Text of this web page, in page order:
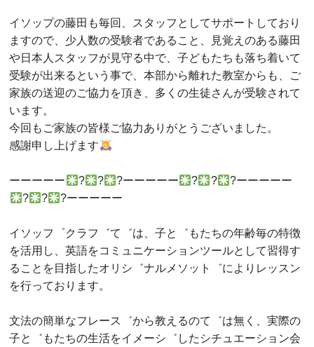
イソップの藤田も毎回、スタッフとしてサポートしており
ますので、少人数の受験者であること、見覚えのある藤田
や日本人スタッフが見守る中で、子どもたちも落ち着いて
受験が出来るという事で、本部から離れた教室からも、ご
家族の送迎のご協力を頂き、多くの生徒さんが受験されて
います。
今回もご家族の皆様ご協力ありがとうございました。
感謝申し上げます
ーーーーー ? ? ?ーーーーー ? ?
?ーーーーー
?
? ?ーーーーー
イソッフ゜クラフ゛て゛は、子と゛もたちの年齢毎の特徴
を活用し、英語をコミュニケーションツールとして習得す
ることを目指したオリシ゛ナルメソット゛によりレッスン
を行っております。
文法の簡単なフレース゛から教えるのて゛は無く、実際の
子と゛もたちの生活をイメーシ゛したシチュエーション会